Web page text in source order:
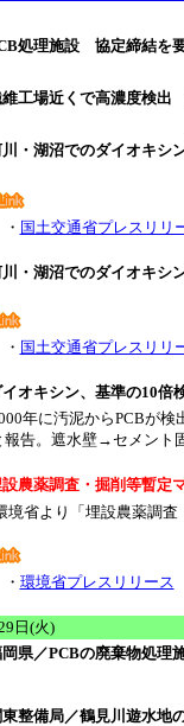
処理施設 協定締結を
工場近くで高濃度検出
・湖沼でのダイオキシ
国土交通省プレスリリ
・湖沼でのダイオキシ
国土交通省プレスリリ
オキシン、基準の10倍
年に汚泥からPCBが検
報告。遮水壁→セメント
農薬調査・掘削等暫定
境省より「埋設農薬調
環境省プレスリリース
日(火)
県／PCBの廃棄物処理
整備局／鶴見川遊水地